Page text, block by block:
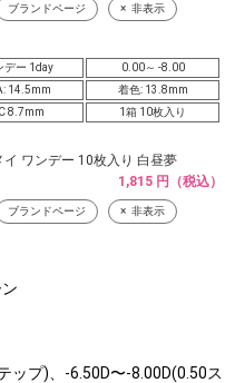
ブランドページ 非表示
デー 1day
0.00～ -8.00
14.5mm
着色: 13.8mm
8.7mm
1箱 10枚入り
イ ワンデー 10枚入り 白昼夢
1,815 円（税込）
ブランドページ 非表示
ップ)、-6.50D〜-8.00D(0.50ス